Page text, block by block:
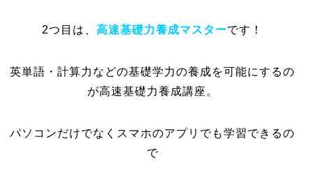
2つ目は、高速基礎力養成マスターです！
英単語・計算力などの基礎学力の養成を可能にするの
が高速基礎力養成講座。
パソコンだけでなくスマホのアプリでも学習できるの
で